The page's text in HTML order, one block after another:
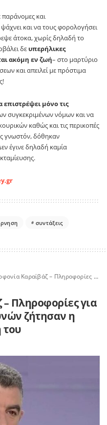
παράνομες και
και να τους φορολογήσει
άτοκα, χωρίς δηλαδή το
δε υπερήλικες
ακόμη εν ζωή– στο μαρτύριο
και απειλεί με πρόστιμα
επιστρέψει μόνο τις
συγκεκριμένων νόμων και να
καθώς και τις περικοπές
γνωστόν, δόθηκαν
έγινε δηλαδή καμία
συντάξεις
– Πληροφορίες για την εξέλιξη των ερευνών ζήτησαν η μητέρα και η αδερφή του
Πληροφορίες για
ζήτησαν η
του